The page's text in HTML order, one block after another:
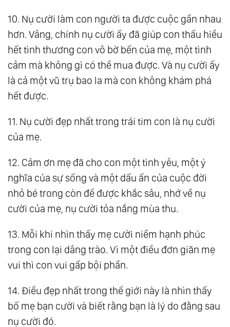
10. Nụ cười làm con người ta được cuộc gần nhau
hơn. Vâng, chính nụ cười ấy đã giúp con thấu hiểu
hết tình thương con vô bờ bến của mẹ, một tình
cảm mà không gì có thể mua được. Và nụ cười ấy
là cả một vũ trụ bao la mà con không khám phá
hết được.
11. Nụ cười đẹp nhất trong trái tim con là nụ cười
của mẹ.
12. Cảm ơn mẹ đã cho con một tình yêu, một ý
nghĩa của sự sống và một dấu ấn của cuộc đời
nhỏ bé trong còn để được khắc sâu, nhớ về nụ
cười của mẹ, nụ cười tỏa nắng mùa thu.
13. Mỗi khi nhìn thấy mẹ cười niềm hạnh phúc
trong con lại dâng trào. Vì một điều đơn giãn mẹ
vui thì con vui gấp bội phần.
14. Điều đẹp nhất trong thế giới này là nhìn thấy
bố mẹ bạn cười và biết rằng bạn là lý do đằng sau
nụ cười đó.